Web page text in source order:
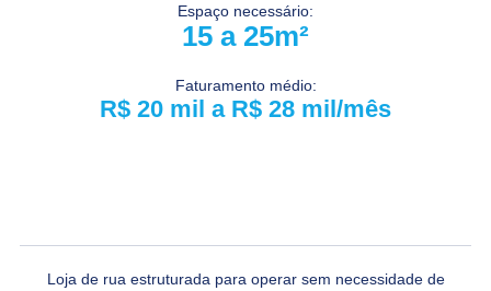
Espaço necessário:
15 a 25m²
Faturamento médio:
R$ 20 mil a R$ 28 mil/mês
Loja de rua estruturada para operar sem necessidade de